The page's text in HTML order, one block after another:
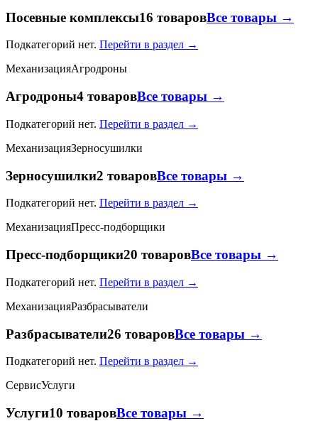
Посевные комплексы16 товаровВсе товары →
Подкатегорий нет. Перейти в раздел →
МеханизацияАгродроны
Агродроны4 товаровВсе товары →
Подкатегорий нет. Перейти в раздел →
МеханизацияЗерносушилки
Зерносушилки2 товаровВсе товары →
Подкатегорий нет. Перейти в раздел →
МеханизацияПресс-подборщики
Пресс-подборщики20 товаровВсе товары →
Подкатегорий нет. Перейти в раздел →
МеханизацияРазбрасыватели
Разбрасыватели26 товаровВсе товары →
Подкатегорий нет. Перейти в раздел →
СервисУслуги
Услуги10 товаровВсе товары →